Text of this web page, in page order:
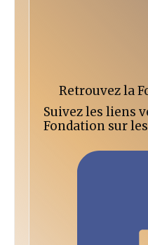
Retrouvez la
Suivez les liens
Fondation sur